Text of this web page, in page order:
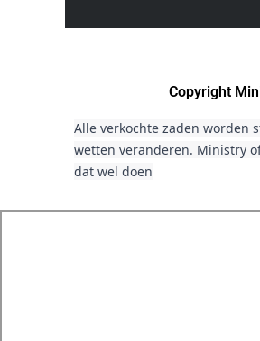
Copyright
Alle verkochte zaden worden
wetten veranderen. Ministry
dat wel doen